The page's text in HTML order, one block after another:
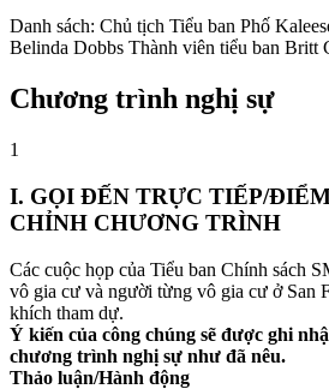
Danh sách: Chủ tịch Tiểu ban Phố
Belinda Dobbs Thành viên tiểu ban Britt
Chương trình nghị sự
1
I. GỌI ĐẾN TRỰC TIẾP/
CHỈNH CHƯƠNG TRÌNH
Các cuộc họp của Tiểu ban Chính sách
vô gia cư và người từng vô gia cư ở San
khích tham dự.
Ý kiến của công chúng sẽ được ghi
chương trình nghị sự như đã nêu.
Thảo luận/Hành động